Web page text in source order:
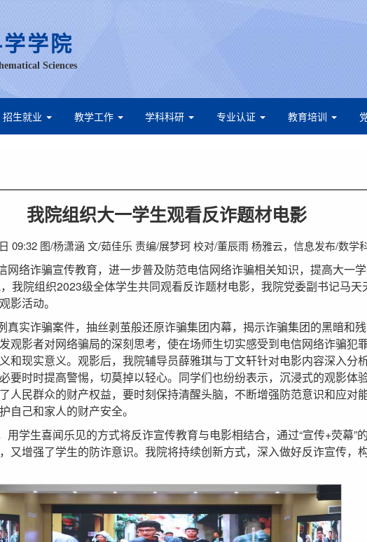
学院
Sciences
招生就业 教学工作 学科科研 专业认证 教育培训
我院组织大一学生观看反诈题材电影
09:32 图/杨潇涵 文/茹佳乐 责编/展梦珂 校对/董辰雨 杨雅云，信息发布/数学
网络诈骗宣传教育，进一步普及防范电信网络诈骗相关知识，提高大一
我院组织2023级全体学生共同观看反诈题材电影，我院党委副书记马天
影活动。
真实诈骗案件，抽丝剥茧般还原诈骗集团内幕，揭示诈骗集团的黑暗和
观影者对网络骗局的深刻思考，使在场师生切实感受到电信网络诈骗犯
和现实意义。观影后，我院辅导员薛雅琪与丁文轩针对电影内容深入分
要时时提高警惕，切莫掉以轻心。同学们也纷纷表示，沉浸式的观影体
人民群众的财产权益，要时刻保持清醒头脑，不断增强防范意识和应对
自己和家人的财产安全。
用学生喜闻乐见的方式将反诈宣传教育与电影相结合，通过“宣传+荧幕”
又增强了学生的防诈意识。我院将持续创新方式，深入做好反诈宣传，